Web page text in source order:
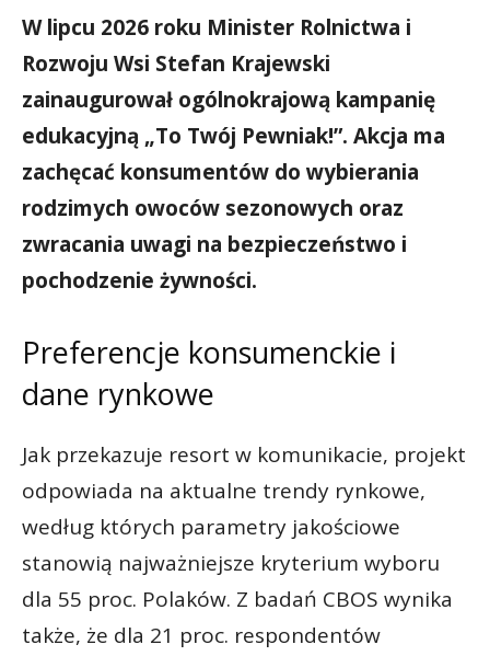
W lipcu 2026 roku Minister Rolnictwa i
Rozwoju Wsi Stefan Krajewski
zainaugurował ogólnokrajową kampanię
edukacyjną „To Twój Pewniak!”. Akcja ma
zachęcać konsumentów do wybierania
rodzimych owoców sezonowych oraz
zwracania uwagi na bezpieczeństwo i
pochodzenie żywności.
Preferencje konsumenckie i
dane rynkowe
Jak przekazuje resort w komunikacie, projekt
odpowiada na aktualne trendy rynkowe,
według których parametry jakościowe
stanowią najważniejsze kryterium wyboru
dla 55 proc. Polaków. Z badań CBOS wynika
także, że dla 21 proc. respondentów